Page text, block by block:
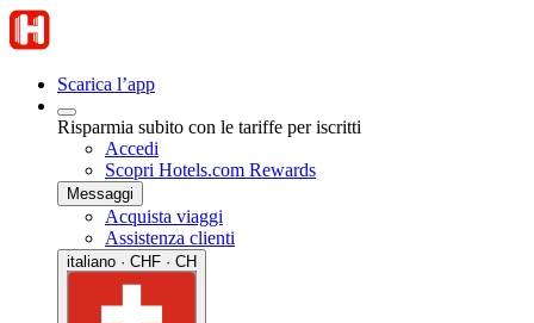
Scarica l’app
Risparmia subito con le tariffe per iscritti
Accedi
Scopri Hotels.com Rewards
Messaggi
Acquista viaggi
Assistenza clienti
italiano · CHF · CH